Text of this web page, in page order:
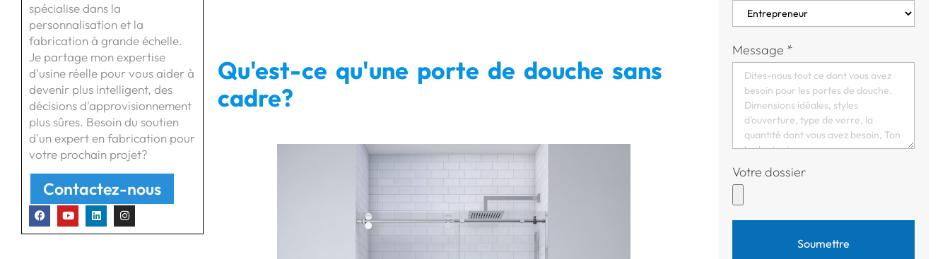
spécialise dans la
personnalisation et la
fabrication à grande échelle.
Je partage mon expertise
d'usine réelle pour vous aider à
devenir plus intelligent, des
décisions d'approvisionnement
plus sûres. Besoin du soutien
d'un expert en fabrication pour
votre prochain projet?
Contactez-nous
Qu'est-ce qu'une porte de douche sans
cadre?
Message *
Votre dossier
Soumettre